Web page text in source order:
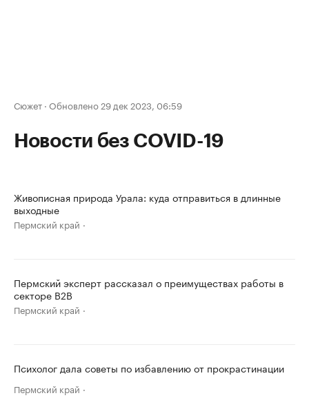
Сюжет · Обновлено 29 дек 2023, 06:59
Новости без COVID-19
Живописная природа Урала: куда отправиться в длинные
выходные
Пермский край
Пермский эксперт рассказал о преимуществах работы в
секторе B2B
Пермский край
Психолог дала советы по избавлению от прокрастинации
Пермский край